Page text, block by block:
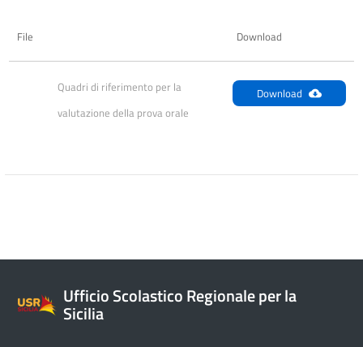
File Download
Quadri di riferimento per la
valutazione della prova orale
Download
Ufficio Scolastico Regionale per la
Sicilia